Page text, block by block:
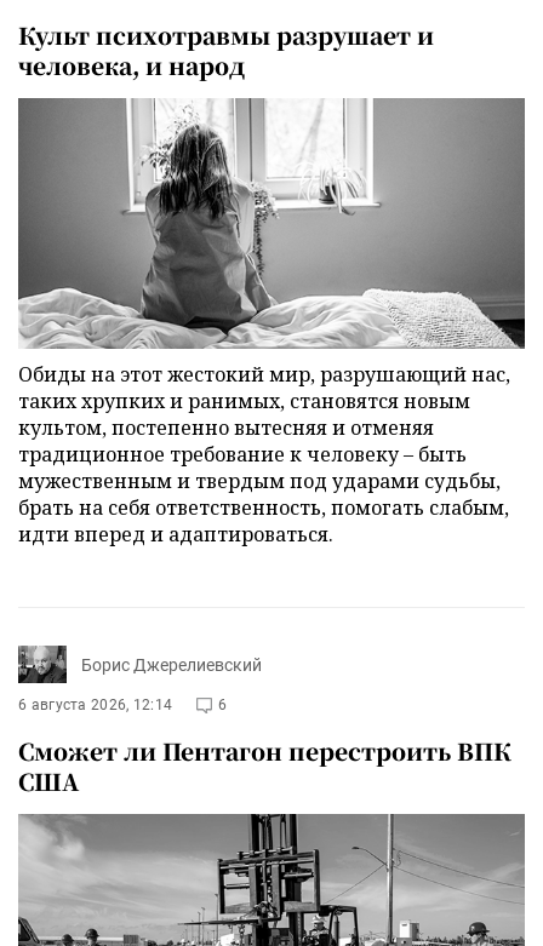
Культ психотравмы разрушает и
человека, и народ
Обиды на этот жестокий мир, разрушающий нас,
таких хрупких и ранимых, становятся новым
культом, постепенно вытесняя и отменяя
традиционное требование к человеку – быть
мужественным и твердым под ударами судьбы,
брать на себя ответственность, помогать слабым,
идти вперед и адаптироваться.
Борис Джерелиевский
6 августа 2026, 12:14 6
Сможет ли Пентагон перестроить ВПК
США